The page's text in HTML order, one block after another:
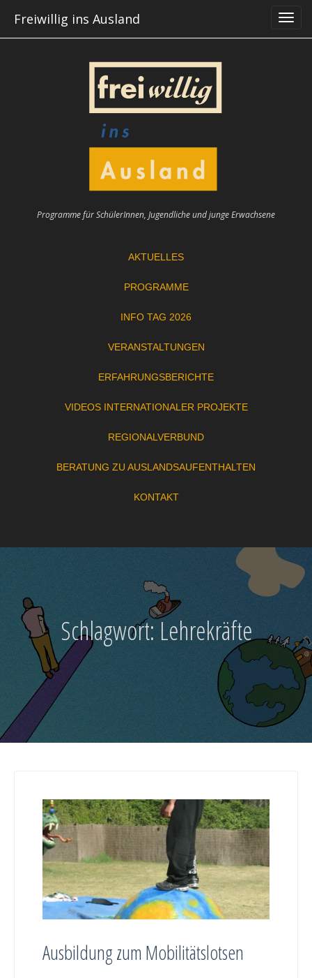
Freiwillig ins Ausland
Programme für SchülerInnen, Jugendliche und junge Erwachsene
AKTUELLES
PROGRAMME
INFO TAG 2026
VERANSTALTUNGEN
ERFAHRUNGSBERICHTE
VIDEOS INTERNATIONALER PROJEKTE
REGIONALVERBUND
BERATUNG ZU AUSLANDSAUFENTHALTEN
KONTAKT
Schlagwort:Lehrekräfte
Ausbildung zum Mobilitätslotsen